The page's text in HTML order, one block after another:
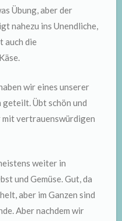
Übung, aber der
nahezu ins Unendliche,
auch die
wir eines unserer
Übt schön und
vertrauenswürdigen
weiter in
und Gemüse. Gut, da
aber im Ganzen sind
Aber nachdem wir